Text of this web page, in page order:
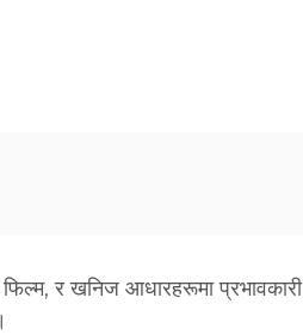
र खनिज आधारहरूमा प्रभावकारी